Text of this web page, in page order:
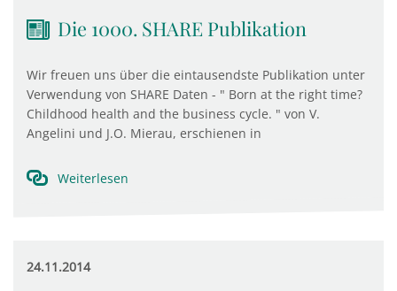
Die 1000. SHARE Publikation
Wir freuen uns über die eintausendste Publikation unter
Verwendung von SHARE Daten - " Born at the right time?
Childhood health and the business cycle. " von V.
Angelini und J.O. Mierau, erschienen in
Weiterlesen
24.11.2014